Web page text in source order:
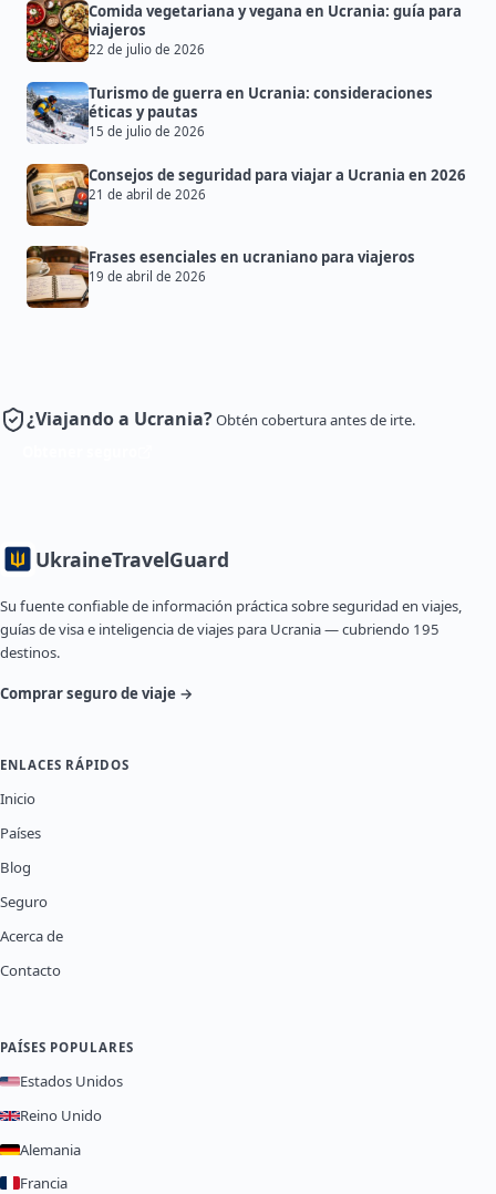
Comida vegetariana y vegana en Ucrania: guía para
viajeros
22 de julio de 2026
Turismo de guerra en Ucrania: consideraciones
éticas y pautas
15 de julio de 2026
Consejos de seguridad para viajar a Ucrania en 2026
21 de abril de 2026
Frases esenciales en ucraniano para viajeros
19 de abril de 2026
¿Viajando a Ucrania?Obtén cobertura antes de irte.
UkraineTravelGuard
Su fuente confiable de información práctica sobre seguridad en viajes,
guías de visa e inteligencia de viajes para Ucrania — cubriendo 195
destinos.
Comprar seguro de viaje →
ENLACES RÁPIDOS
Inicio
Países
Blog
Seguro
Acerca de
Contacto
PAÍSES POPULARES
Estados Unidos
Reino Unido
Alemania
Francia